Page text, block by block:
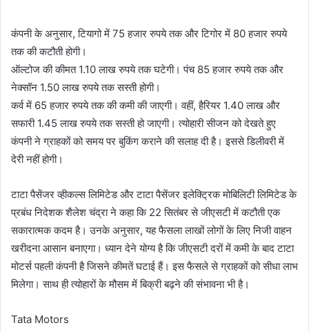
कंपनी के अनुसार, टियागो में 75 हजार रुपये तक और टिगोर में 80 हजार रुपये
तक की कटौती होगी।
ऑल्टोज की कीमत 1.10 लाख रुपये तक घटेगी। पंच 85 हजार रुपये तक और
नेक्सॉन 1.50 लाख रुपये तक सस्ती होगी।
कर्व में 65 हजार रुपये तक की कमी की जाएगी। वहीं, हैरियर 1.40 लाख और
सफारी 1.45 लाख रुपये तक सस्ती हो जाएगी। त्योहारी सीजन को देखते हुए
कंपनी ने ग्राहकों को समय पर बुकिंग कराने की सलाह दी है। इससे डिलीवरी में
देरी नहीं होगी।
टाटा पैसेंजर व्हीकल्स लिमिटेड और टाटा पैसेंजर इलेक्ट्रिक मोबिलिटी लिमिटेड के
प्रबंध निदेशक शैलेश चंद्रा ने कहा कि 22 सितंबर से जीएसटी में कटौती एक
सकारात्मक कदम है। उनके अनुसार, यह फैसला लाखों लोगों के लिए निजी वाहन
खरीदना आसान बनाएगा। ध्यान देने योग्य है कि जीएसटी दरों में कमी के बाद टाटा
मोटर्स पहली कंपनी है जिसने कीमतें घटाई हैं। इस फैसले से ग्राहकों को सीधा लाभ
मिलेगा। साथ ही त्योहारों के मौसम में बिक्री बढ़ने की संभावना भी है।
Tata Motors